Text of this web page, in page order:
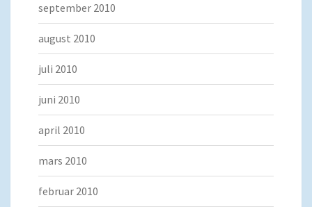
september 2010
august 2010
juli 2010
juni 2010
april 2010
mars 2010
februar 2010